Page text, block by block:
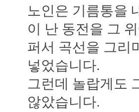
노인은 기름통을
이 난 동전을 그
퍼서 곡선을 그리
넣었습니다.
그런데 놀랍게도
않았습니다.